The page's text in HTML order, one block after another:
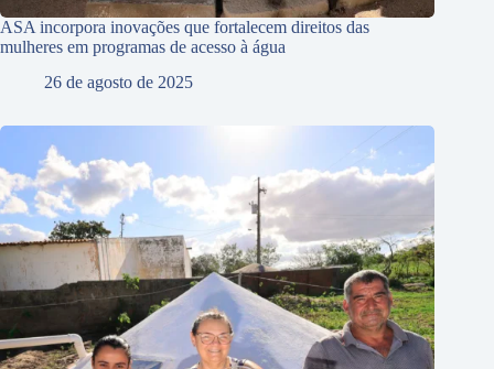
ASA incorpora inovações que fortalecem direitos das
mulheres em programas de acesso à água
26 de agosto de 2025